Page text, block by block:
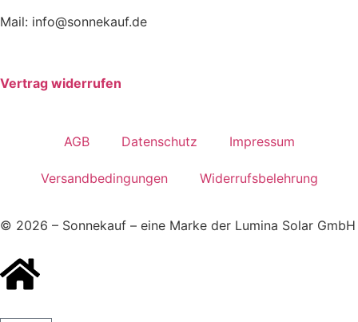
Mail: info@sonnekauf.de
Vertrag widerrufen
AGB Datenschutz Impressum
Versandbedingungen Widerrufsbelehrung
© 2026 – Sonnekauf – eine Marke der Lumina Solar GmbH